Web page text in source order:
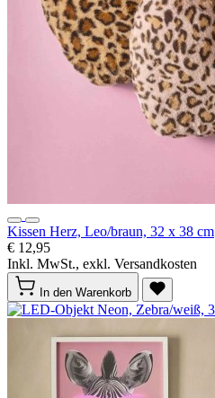
Kissen Herz, Leo/braun, 32 x 38 cm
€ 12,95
Inkl. MwSt., exkl. Versandkosten
In den Warenkorb